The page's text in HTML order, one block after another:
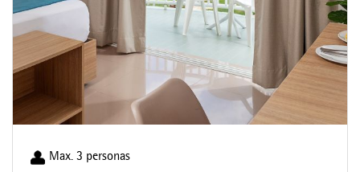
Max. 3 personas